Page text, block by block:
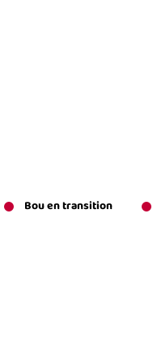
Bou en transition